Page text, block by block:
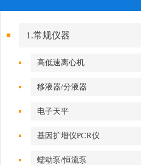
1.常规仪器
高低速离心机
移液器/分液器
电子天平
基因扩增仪PCR仪
蠕动泵/恒流泵